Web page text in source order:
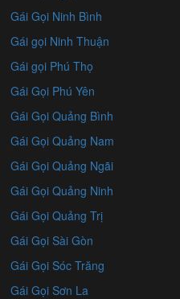
Gái Gọi Ninh Bình
Gái gọi Ninh Thuận
Gái gọi Phú Thọ
Gái Gọi Phú Yên
Gái Gọi Quảng Bình
Gái Gọi Quảng Nam
Gái Gọi Quảng Ngãi
Gái Gọi Quảng Ninh
Gái Gọi Quảng Trị
Gái Gọi Sài Gòn
Gái Gọi Sóc Trăng
Gái Gọi Sơn La